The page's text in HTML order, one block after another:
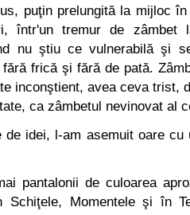
puţin prelungită la mijloc
într'un tremur de zâmbet
nu ştiu ce vulnerabilă şi
frică şi fără de pată.
inconştient, avea ceva trist,
ca zâmbetul nevinovat al
de idei, l-am asemuit oare cu
pantalonii de culoarea
Momentele şi în